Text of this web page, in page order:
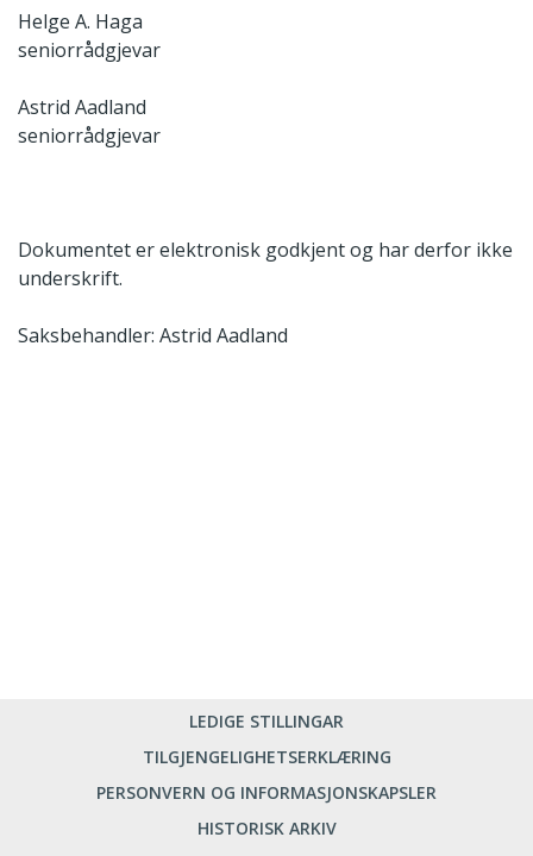
Helge A. Haga
seniorrådgjevar
Astrid Aadland
seniorrådgjevar
Dokumentet er elektronisk godkjent og har derfor ikke
underskrift.
Saksbehandler: Astrid Aadland
LEDIGE STILLINGAR
TILGJENGELIGHETSERKLÆRING
PERSONVERN OG INFORMASJONSKAPSLER
HISTORISK ARKIV